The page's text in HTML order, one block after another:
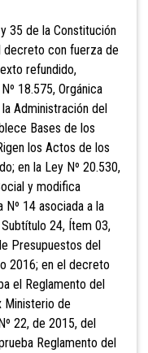
35 de la Constitución
decreto con fuerza de
refundido,
18.575, Orgánica
Administración del
Bases de los
los Actos de los
en la Ley Nº 20.530,
y modifica
Nº 14 asociada a la
24, Ítem 03,
Presupuestos del
2016; en el decreto
el Reglamento del
Ministerio de
22, de 2015, del
Reglamento del